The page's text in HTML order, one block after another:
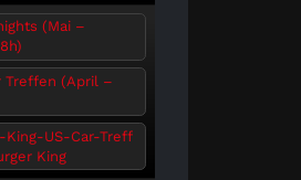
(Mai –
Treffen (April –
King-US-Car-Treff
King